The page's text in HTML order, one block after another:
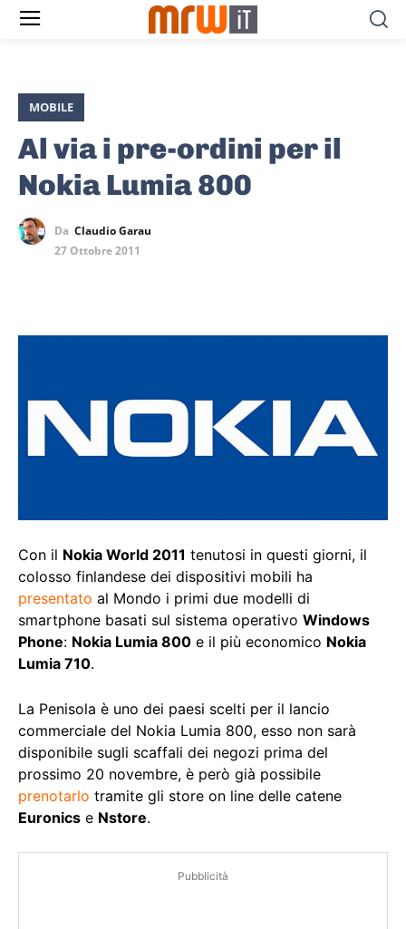
MOBILE
Al via i pre-ordini per il
Nokia Lumia 800
Da Claudio Garau
27 Ottobre 2011
Con il Nokia World 2011 tenutosi in questi giorni, il
colosso finlandese dei dispositivi mobili ha
presentato al Mondo i primi due modelli di
smartphone basati sul sistema operativo Windows
Phone: Nokia Lumia 800 e il più economico Nokia
Lumia 710.
La Penisola è uno dei paesi scelti per il lancio
commerciale del Nokia Lumia 800, esso non sarà
disponibile sugli scaffali dei negozi prima del
prossimo 20 novembre, è però già possibile
prenotarlo tramite gli store on line delle catene
Euronics e Nstore.
Pubblicità